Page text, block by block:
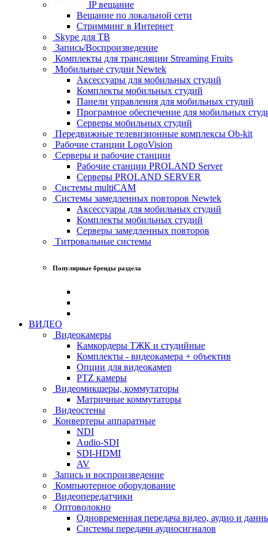
IP вещание
Вещание по локальной сети
Стримминг в Интернет
Skype для ТВ
Запись/Воспроизведение
Комплекты для трансляции Streaming Fruits
Мобильные студии Newtek
Аксессуары для мобильных студий
Комплекты мобильных студий
Панели управления для мобильных студий
Програмное обеспечение для мобильных
Серверы мобильных студий
Передвижные телевизионные комплексы Ob-kit
Рабочие станции LogoVision
Серверы и рабочие станции
Рабочие станции PROLAND Server
Серверы PROLAND SERVER
Системы multiCAM
Системы замедленных повторов Newtek
Аксессуары для мобильных студий
Комплекты мобильных студий
Серверы замедленных повторов
Титровальные системы
Популярные бренды раздела
ВИДЕО
Видеокамеры
Камкордеры ТЖК и студийные
Комплекты - видеокамера + объектив
Опции для видеокамер
PTZ камеры
Видеомикшеры, коммутаторы
Матричные коммутаторы
Видеостены
Конвертеры аппаратные
NDI
Audio-SDI
SDI-HDMI
AV
Запись и воспроизведение
Компьютерное оборудование
Видеопередатчики
Оптоволокно
Одновременная передача видео, аудио и
Системы передачи аудиосигналов